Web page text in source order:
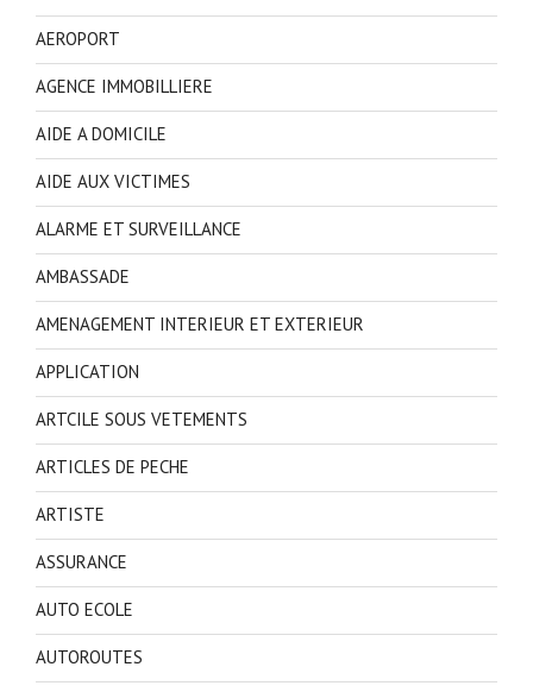
AEROPORT
AGENCE IMMOBILLIERE
AIDE A DOMICILE
AIDE AUX VICTIMES
ALARME ET SURVEILLANCE
AMBASSADE
AMENAGEMENT INTERIEUR ET EXTERIEUR
APPLICATION
ARTCILE SOUS VETEMENTS
ARTICLES DE PECHE
ARTISTE
ASSURANCE
AUTO ECOLE
AUTOROUTES